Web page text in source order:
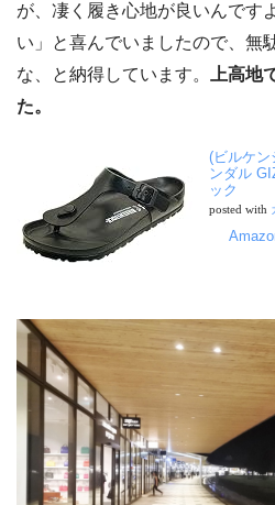
が、凄く履き心地が良いんです
い」と喜んでいましたので、無
な、と納得しています。 上高地
た。
(ビルケン
ンダル
ック
posted with